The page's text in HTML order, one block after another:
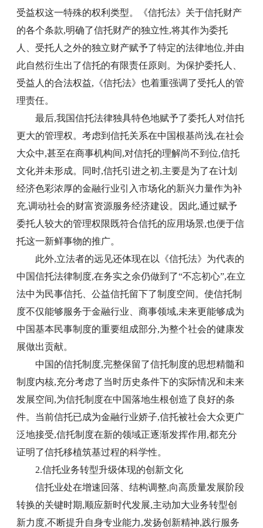
受益权这一特殊的权利类型。《信托法》关于信托财产
的各个条款,明确了信托财产的独立性,将其作为委托
人、受托人之外的独立财产赋予了特定的法律地位,并由
此自然衍生出了信托的有限责任原则。为保护委托人、
受益人的合法权益,《信托法》也着重强调了受托人的管
理责任。
最后,我国信托法律独具特色地赋予了委托人对信托
更大的管理权。考虑到信托关系在中国根基尚浅,在社会
大众中,甚至在商事机构间,对信托的理解尚不到位,信托
文化并未形成。同时,信托引进之初,主要是为了在计划
经济色彩浓厚的金融行业引入市场化的新兴力量作为补
充,调动社会的财富资源服务经济建设。因此,通过赋予
委托人较大的管理权限既符合信托的应用场景,也便于信
托这一新鲜事物的推广。
此外,立法者的远见还体现在以《信托法》为代表的
中国信托法律制度,在务实之余仍做到了“不忘初心”,在立
法中为民事信托、公益信托留下了制度空间。使信托制
度不仅能够服务于金融行业、商事领域,未来更能够成为
中国基本民事制度的重要组成部分,为整个社会的健康发
展做出贡献。
中国的信托制度,完整保留了信托制度的思想精髓和
制度内核,充分考虑了当时历史条件下的实际情况和未来
发展空间,为信托制度在中国落地生根创造了良好的条
件。当前信托已成为金融行业娇子,信托被社会大众更广
泛地接受,信托制度在新的领域正逐渐发挥作用,都充分
证明了信托移植筑基过程的科学性。
2.信托业务转型升级体现的创新文化
信托业处在增速回落、结构调整,向高质量发展阶段
转换的关键时期,顺应新时代发展,主动加大业务转型创
新力度,不断提升自身专业能力,发扬创新精神,践行服务